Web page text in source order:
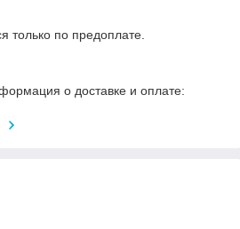
только по предоплате.
о доставке и оплате: